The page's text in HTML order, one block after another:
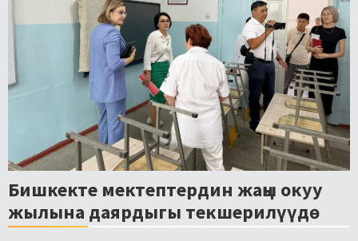
Бишкекте мектептердин жаңы окуу
жылына даярдыгы текшерилүүдө